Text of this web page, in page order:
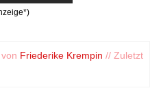
Friederike Krempin // Zuletzt